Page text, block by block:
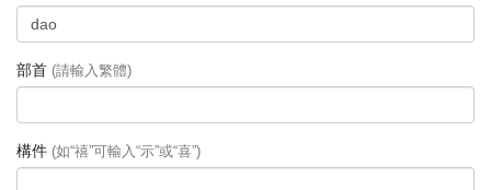
部首 (請輸入繁體)
構件 (如“禧”可輸入“示”或“喜”)